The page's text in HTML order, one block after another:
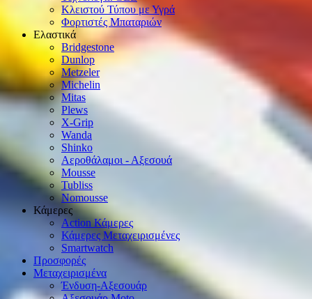
Κλειστού Τύπου με Υγρά
Φορτιστές Μπαταριών
Ελαστικά
Bridgestone
Dunlop
Metzeler
Michelin
Mitas
Plews
X-Grip
Wanda
Shinko
Αεροθάλαμοι - Αξεσουά
Mousse
Tubliss
Nomousse
Κάμερες
Action Κάμερες
Κάμερες Μεταχειρισμένες
Smartwatch
Προσφορές
Μεταχειρισμένα
Ένδυση-Αξεσουάρ